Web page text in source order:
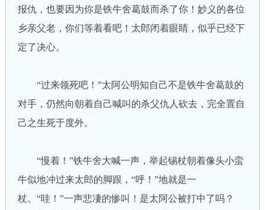
报仇，也要因为你是铁牛舍葛鼓而杀了你！妙义的各位
乡亲父老，你们等着看吧！太郎闭着眼睛，似乎已经下
定了决心。
“过来领死吧！”太阿公明知自己不是铁牛舍葛鼓的
对手，仍然向朝着自己喊叫的杀父仇人砍去，完全置自
己之生死于度外。
“慢着！”铁牛舍大喊一声，举起锡杖朝着像头小蛮
牛似地冲过来太郎的脚跟，“呼！”地就是一
杖。“哇！”一声悲凄的惨叫！是太阿公被打中了吗？